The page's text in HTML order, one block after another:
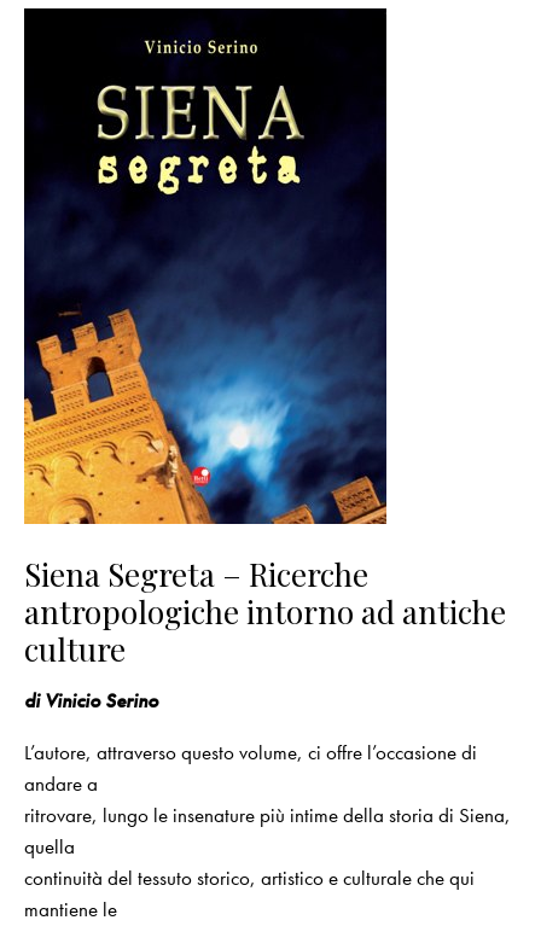
Siena Segreta – Ricerche
antropologiche intorno ad antiche
culture
di Vinicio Serino
L’autore, attraverso questo volume, ci offre l’occasione di
andare a
ritrovare, lungo le insenature più intime della storia di Siena,
quella
continuità del tessuto storico, artistico e culturale che qui
mantiene le